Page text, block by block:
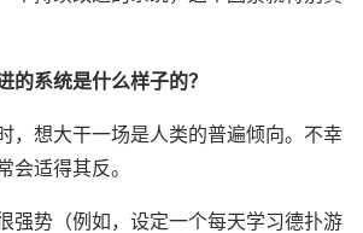
的系统是什么样子的？
，想大干一场是人类的普遍倾向。不幸
会适得其反。
强势（例如，设定一个每天学习德扑游